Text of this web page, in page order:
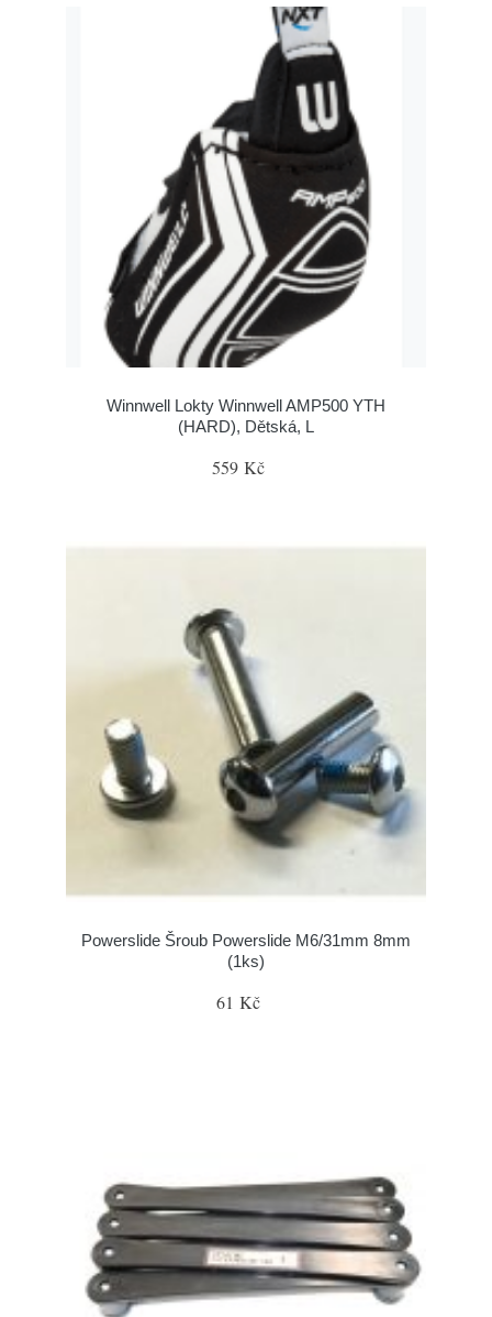
Winnwell Lokty Winnwell AMP500 YTH
(HARD), Dětská, L
559 Kč
Powerslide Šroub Powerslide M6/31mm 8mm
(1ks)
61 Kč